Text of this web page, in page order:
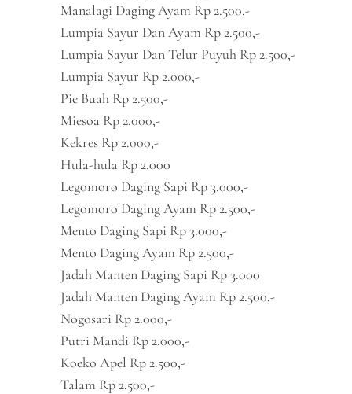
Manalagi Daging Ayam Rp 2.500,-
Lumpia Sayur Dan Ayam Rp 2.500,-
Lumpia Sayur Dan Telur Puyuh Rp 2.500,-
Lumpia Sayur Rp 2.000,-
Pie Buah Rp 2.500,-
Miesoa Rp 2.000,-
Kekres Rp 2.000,-
Hula-hula Rp 2.000
Legomoro Daging Sapi Rp 3.000,-
Legomoro Daging Ayam Rp 2.500,-
Mento Daging Sapi Rp 3.000,-
Mento Daging Ayam Rp 2.500,-
Jadah Manten Daging Sapi Rp 3.000
Jadah Manten Daging Ayam Rp 2.500,-
Nogosari Rp 2.000,-
Putri Mandi Rp 2.000,-
Koeko Apel Rp 2.500,-
Talam Rp 2.500,-